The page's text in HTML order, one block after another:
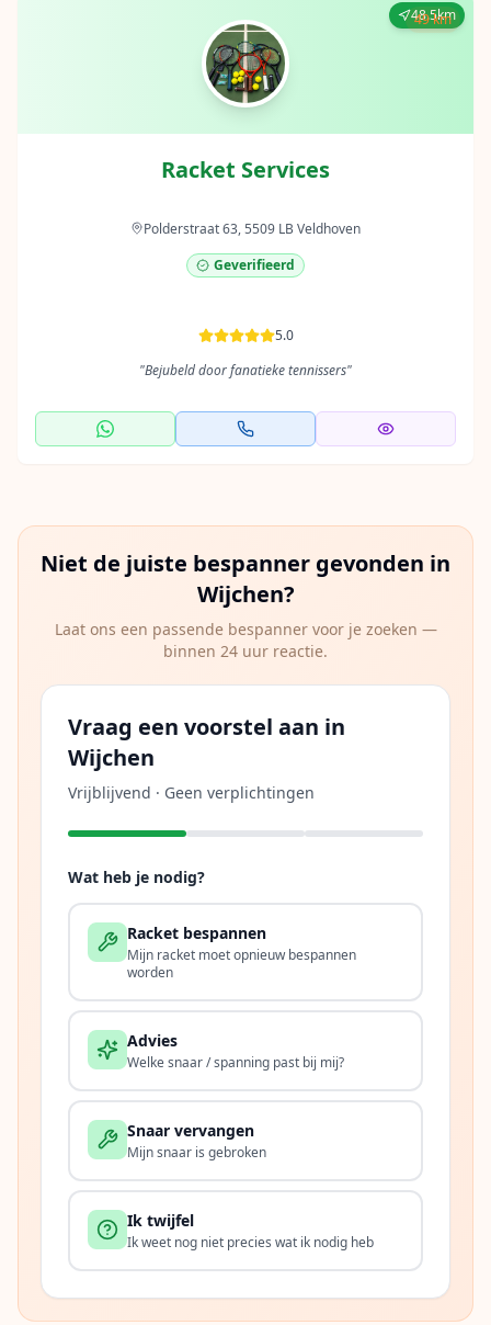
48.5km
Racket Services
Polderstraat 63, 5509 LB Veldhoven
Geverifieerd
5.0
"Bejubeld door fanatieke tennissers"
49 km
Niet de juiste bespanner gevonden in
Wijchen?
Laat ons een passende bespanner voor je zoeken —
binnen 24 uur reactie.
Vraag een voorstel aan in
Wijchen
Vrijblijvend · Geen verplichtingen
Wat heb je nodig?
Racket bespannen
Mijn racket moet opnieuw bespannen
worden
Advies
Welke snaar / spanning past bij mij?
Snaar vervangen
Mijn snaar is gebroken
Ik twijfel
Ik weet nog niet precies wat ik nodig heb